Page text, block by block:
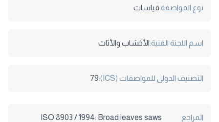
نوع المواصفة:قياسات
اسم اللجنة الفنية:الأخشاب والأثاث
التصنيف الدولى للمواصفات (ICS): 79
المراجع
ISO 8903 / 1994: Broad leaves saws